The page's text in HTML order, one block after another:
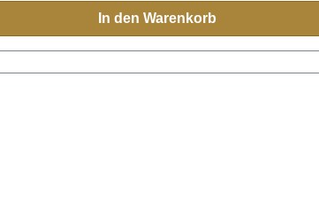
In den Warenkorb